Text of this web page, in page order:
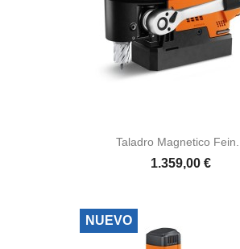
Taladro Magnetico Fein...
1.359,00 €
NUEVO